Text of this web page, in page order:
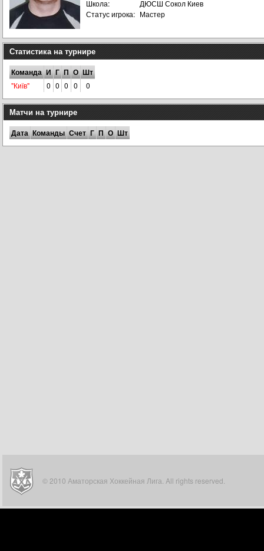
Школа:
ДЮСШ Сокол Киев
Статус игрока: Мастер
Статистика на турнире
Команда И Г П О Шт
"Київ" 0 0 0 0 0
Матчи на турнире
Дата Команды Счет Г П О Шт
© 2010 Аматорская Хоккейная Лига. All rights reserved.